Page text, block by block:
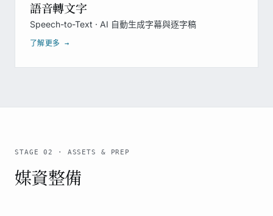
Multiview
Video Inspector
STT
Multiview
語音轉文字
Speech-to-Text · AI 自動生成字幕與逐字稿
了解更多 →
STAGE 02 · ASSETS & PREP
媒資整備